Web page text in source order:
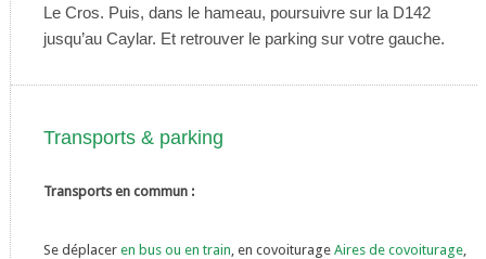
Le Cros. Puis, dans le hameau, poursuivre sur la D142
jusqu’au Caylar. Et retrouver le parking sur votre gauche.
Transports & parking
Transports en commun :
Se déplacer en bus ou en train, en covoiturage Aires de covoiturage,